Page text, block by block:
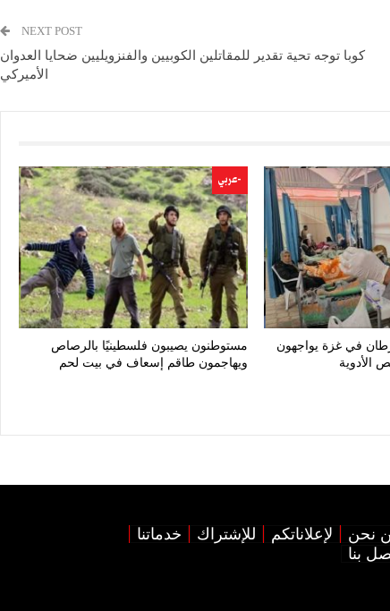
NEXT POST
كوبا توجه تحية تقدير للمقاتلين الكوبيين والفنزويليين ضحايا العدوان
الأميركي
في غزة يواجهون
الأدوية
-عربي
مستوطنون يصيبون فلسطينيًا بالرصاص
ويهاجمون طاقم إسعاف في بيت لحم
نحن لإعلاناتكم للإشتراك
خدماتنا
بنا